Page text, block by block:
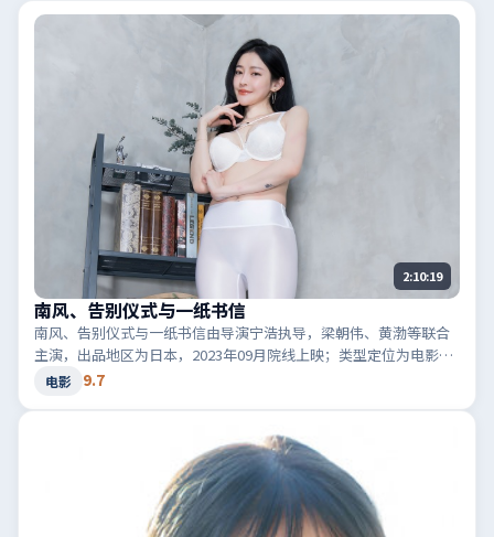
2:10:19
南风、告别仪式与一纸书信
南风、告别仪式与一纸书信由导演宁浩执导，梁朝伟、黄渤等联合
主演，出品地区为日本，2023年09月院线上映；类型定位为电影·
犯罪，黑白两道博弈。适合检索「日本犯罪」「2023高分电影」等
电影 9.7